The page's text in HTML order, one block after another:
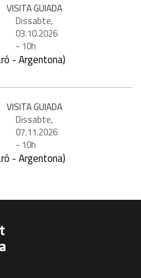
VISITA GUIADA
Dissabte,
03.10.2026
- 10h
- Argentona)
VISITA GUIADA
Dissabte,
07.11.2026
- 10h
- Argentona)